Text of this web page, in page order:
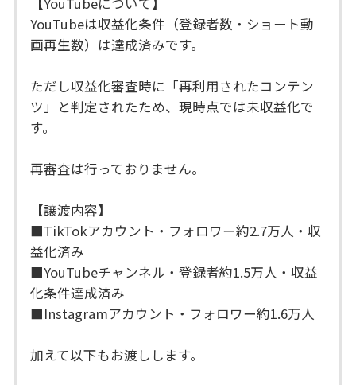
YouTubeは収益化条件（登録者数・ショート動
画再生数）は達成済みです。
ただし収益化審査時に「再利用されたコンテン
ツ」と判定されたため、現時点では未収益化で
す。
再審査は行っておりません。
【譲渡内容】
■TikTokアカウント・フォロワー約2.7万人・収
益化済み
■YouTubeチャンネル・登録者約1.5万人・収益
化条件達成済み
■Instagramアカウント・フォロワー約1.6万人
加えて以下もお渡しします。